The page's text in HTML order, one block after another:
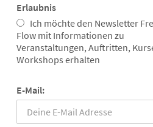
Erlaubnis
Ich möchte den Newsletter
Flow mit Informationen zu
Veranstaltungen, Auftritten,
Workshops erhalten
E-Mail: